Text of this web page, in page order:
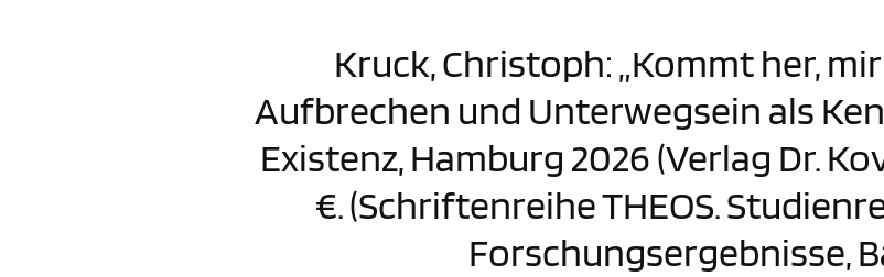
Kruck, Christoph: „Kommt her, mir
Aufbrechen und Unterwegsein als
Existenz, Hamburg 2026 (Verlag Dr.
€. (Schriftenreihe THEOS.
Forschungsergebnisse,